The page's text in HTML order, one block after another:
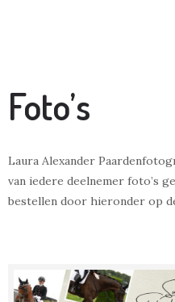
Foto’s
Laura Alexander
van iedere deelnemer foto’s
bestellen door hieronder op